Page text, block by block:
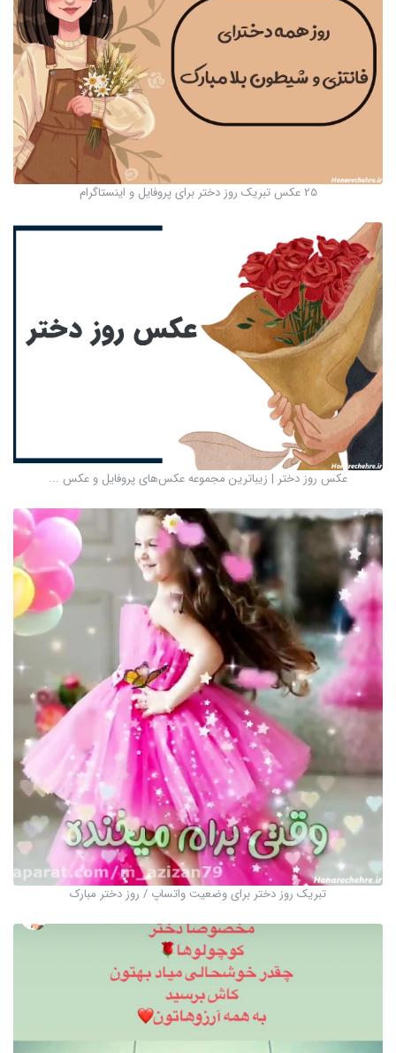
25 عکس تبریک روز دختر برای پروفایل و اینستاگرام
عکس روز دختر | زیباترین مجموعه عکس‌های پروفایل و عکس ...
تبریک روز دختر برای وضعیت واتساپ / روز دختر مبارک